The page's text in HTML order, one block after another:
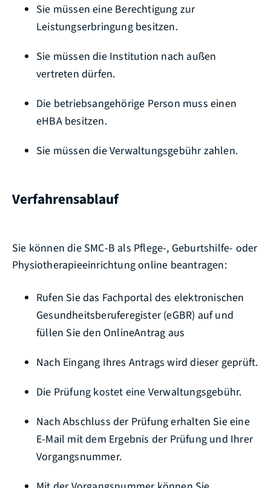
Sie müssen eine Berechtigung zur
Leistungserbringung besitzen.
Sie müssen die Institution nach außen
vertreten dürfen.
Die betriebsangehörige Person muss einen
eHBA besitzen.
Sie müssen die Verwaltungsgebühr zahlen.
Verfahrensablauf
Sie können die SMC-B als Pflege-, Geburtshilfe- oder
Physiotherapieeinrichtung online beantragen:
Rufen Sie das Fachportal des elektronischen
Gesundheitsberuferegister (eGBR) auf und
füllen Sie den OnlineAntrag aus
Nach Eingang Ihres Antrags wird dieser geprüft.
Die Prüfung kostet eine Verwaltungsgebühr.
Nach Abschluss der Prüfung erhalten Sie eine
E-Mail mit dem Ergebnis der Prüfung und Ihrer
Vorgangsnummer.